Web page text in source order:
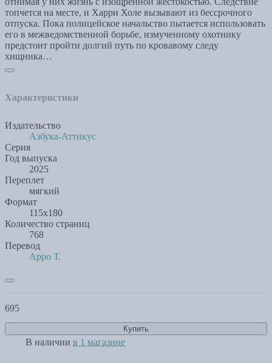
топчется на месте, и Харри Холе вызывают из бессрочного
отпуска. Пока полицейское начальство пытается использовать
его в межведомственной борьбе, измученному охотнику
предстоит пройти долгий путь по кровавому следу
хищника…
Характеристики
Издательство
Азбука-Аттикус
Серия
Год выпуска
2025
Переплет
мягкий
Формат
115х180
Количество страниц
768
Перевод
Арро Т.
695
Купить
В наличии в 1 магазине